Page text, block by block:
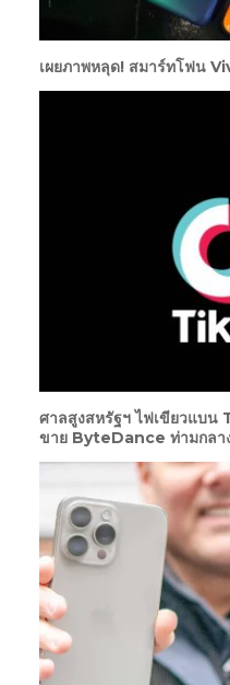
เผยภาพหลุด! สมาร์ทโฟน
ศาลสูงสหรัฐฯ ไฟเขียวแบน
ขาย ByteDance ท่ามกลา